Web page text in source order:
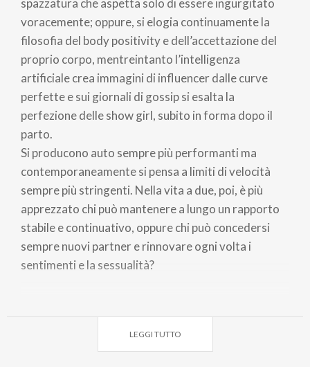
spazzatura che aspetta solo di essere ingurgitato
voracemente; oppure, si elogia continuamente la
filosofia del body positivity e dell’accettazione del
proprio corpo, mentreintanto l’intelligenza
artificiale crea immagini di influencer dalle curve
perfette e sui giornali di gossip si esalta la
perfezione delle show girl, subito in forma dopo il
parto.
Si producono auto sempre più performanti ma
contemporaneamente si pensa a limiti di velocità
sempre più stringenti. Nella vita a due, poi, è più
apprezzato chi può mantenere a lungo un rapporto
stabile e continuativo, oppure chi può concedersi
sempre nuovi partner e rinnovare ogni volta i
sentimenti e la sessualità?
direzione ed è spesso impossibile scegliere tra
dimensione etica ed estetica. E’, in qualche modo, il
LEGGI TUTTO